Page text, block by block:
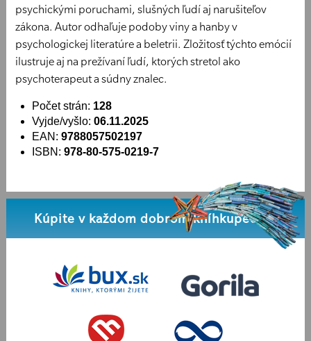
psychickými poruchami, slušných ľudí aj narušiteľov
zákona. Autor odhaľuje podoby viny a hanby v
psychologickej literatúre a beletrii. Zložitosť týchto emócií
ilustruje aj na prežívaní ľudí, ktorých stretol ako
psychoterapeut a súdny znalec.
Počet strán: 128
Vyjde/vyšlo: 06.11.2025
EAN: 9788057502197
ISBN: 978-80-575-0219-7
Kúpite v každom dobrom kníhkupectve